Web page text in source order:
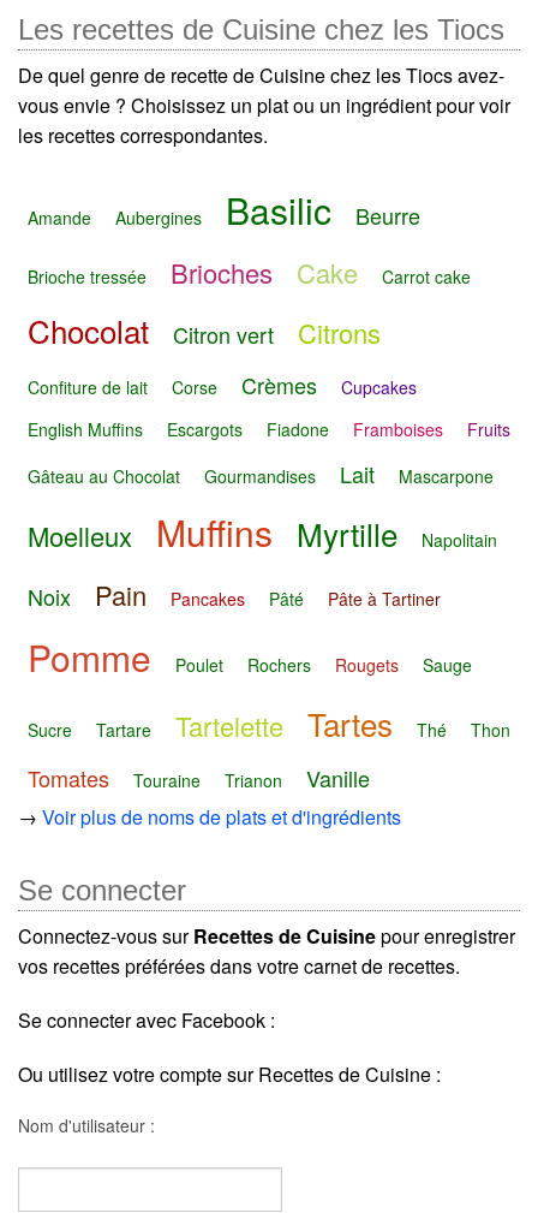
Les recettes de Cuisine chez les Tiocs
De quel genre de recette de Cuisine chez les Tiocs avez-
vous envie ? Choisissez un plat ou un ingrédient pour voir
les recettes correspondantes.
Amande Aubergines Basilic Beurre
Brioche tressée Brioches Cake Carrot cake
Chocolat Citron vert Citrons
Confiture de lait Corse Crèmes
Cupcakes
English Muffins
Escargots Fiadone Framboises
Fruits
Gâteau au Chocolat
Gourmandises Lait Mascarpone
Moelleux Muffins Myrtille Napolitain
Noix Pain Pancakes Pâté Pâte à Tartiner
Pomme Poulet Rochers Rougets Sauge
Sucre Tartare Tartelette Tartes Thé Thon
Tomates Touraine Trianon Vanille
→ Voir plus de noms de plats et d'ingrédients
Se connecter
Connectez-vous surRecettes de Cuisinepour enregistrer
vos recettes préférées dans votre carnet de recettes.
Se connecter avec Facebook :
Ou utilisez votre compte sur Recettes de Cuisine :
Nom d'utilisateur :